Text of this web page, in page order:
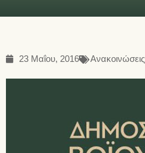
23 Μαΐου, 2016 Ανακοινώσεις